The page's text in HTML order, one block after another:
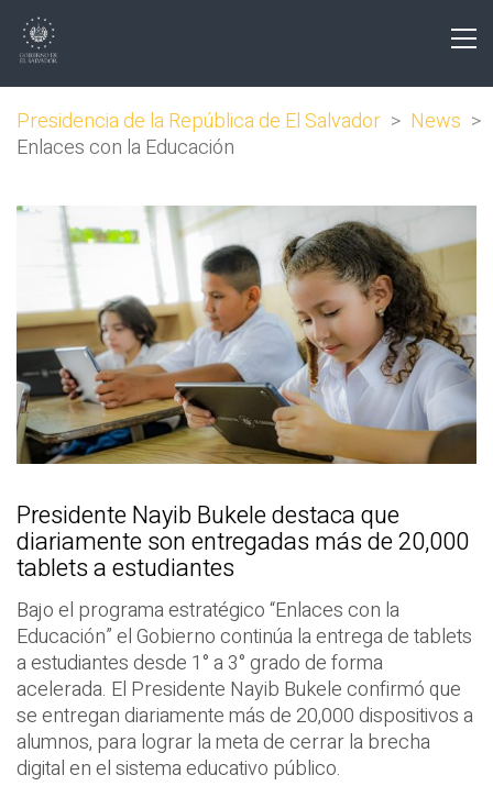
Presidencia de la República de El Salvador > News >
Enlaces con la Educación
Presidente Nayib Bukele destaca que
diariamente son entregadas más de 20,000
tablets a estudiantes
Bajo el programa estratégico “Enlaces con la
Educación” el Gobierno continúa la entrega de tablets
a estudiantes desde 1° a 3° grado de forma
acelerada. El Presidente Nayib Bukele confirmó que
se entregan diariamente más de 20,000 dispositivos a
alumnos, para lograr la meta de cerrar la brecha
digital en el sistema educativo público.